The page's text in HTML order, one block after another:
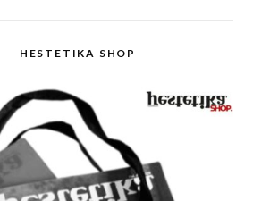
HESTETIKA SHOP